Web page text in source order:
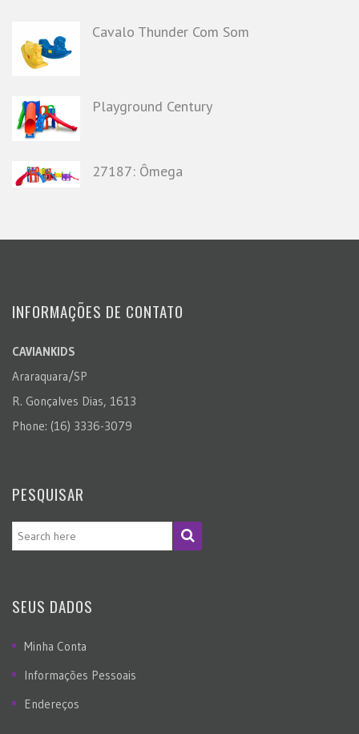
Cavalo Thunder Com Som
Playground Century
27187: Ômega
INFORMAÇÕES DE CONTATO
CAVIANKIDS
Araraquara/SP
R. Gonçalves Dias, 1613
Phone: (16) 3336-3079
PESQUISAR
SEUS DADOS
Minha Conta
Informações Pessoais
Endereços